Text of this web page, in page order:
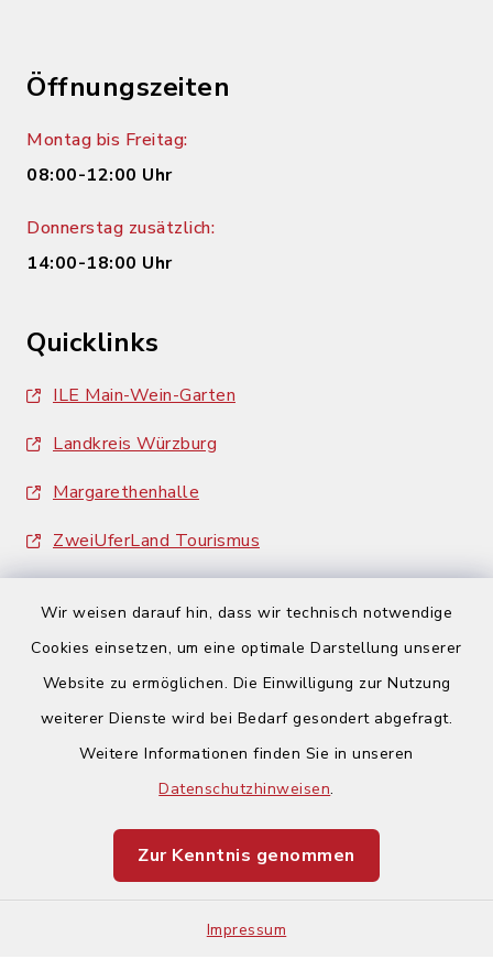
Wir weisen darauf hin, dass wir technisch notwendige
Cookies einsetzen, um eine optimale Darstellung unserer
Website zu ermöglichen. Die Einwilligung zur Nutzung
weiterer Dienste wird bei Bedarf gesondert abgefragt.
Weitere Informationen finden Sie in unseren
Datenschutzhinweisen.
Zur Kenntnis genommen
Impressum
Öffnungszeiten
Montag bis Freitag:
08:00-12:00 Uhr
Donnerstag zusätzlich:
14:00-18:00 Uhr
Quicklinks
ILE Main-Wein-Garten
Landkreis Würzburg
Margarethenhalle
ZweiUferLand Tourismus
Barrierefreiheit
Impressum
Sitemap